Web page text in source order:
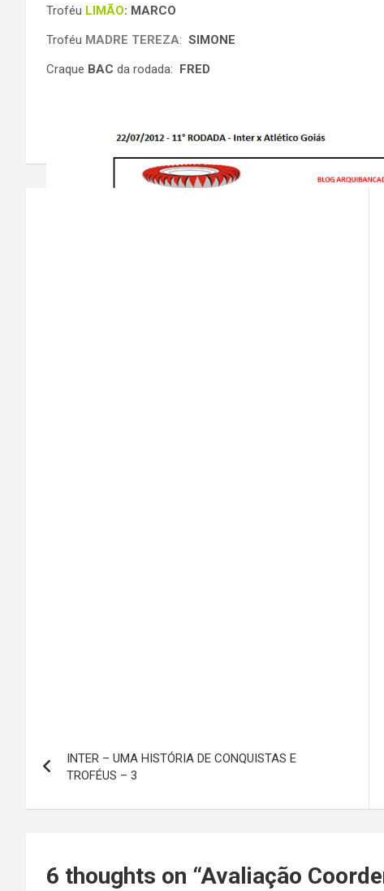
Troféu LIMÃO: MARCO
Troféu MADRE TEREZA: SIMONE
Craque BAC da rodada: FRED
INTER – UMA HISTÓRIA DE CONQUISTAS E
TROFÉUS – 3
6 thoughts on “Avaliação